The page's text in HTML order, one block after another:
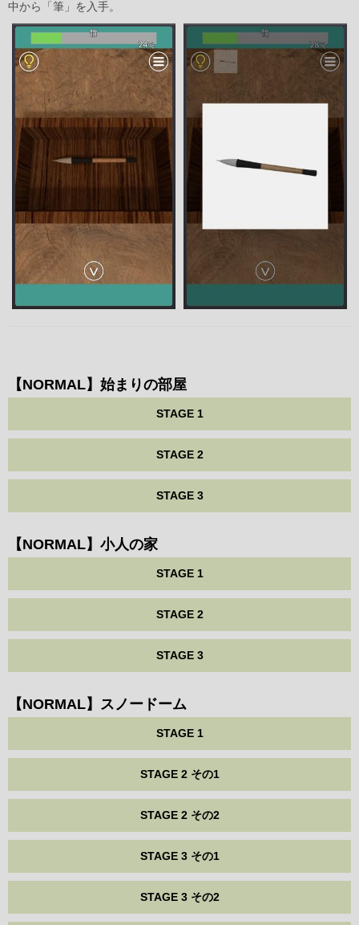
中から「筆」を入手。
【NORMAL】始まりの部屋
STAGE 1
STAGE 2
STAGE 3
【NORMAL】小人の家
STAGE 1
STAGE 2
STAGE 3
【NORMAL】スノードーム
STAGE 1
STAGE 2 その1
STAGE 2 その2
STAGE 3 その1
STAGE 3 その2